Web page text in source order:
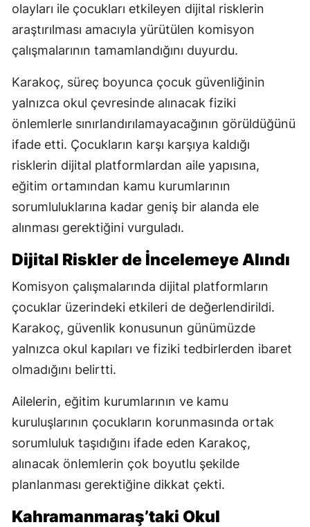
olayları ile çocukları etkileyen dijital risklerin
araştırılması amacıyla yürütülen komisyon
çalışmalarının tamamlandığını duyurdu.
Karakoç, süreç boyunca çocuk güvenliğinin
yalnızca okul çevresinde alınacak fiziki
önlemlerle sınırlandırılamayacağının görüldüğünü
ifade etti. Çocukların karşı karşıya kaldığı
risklerin dijital platformlardan aile yapısına,
eğitim ortamından kamu kurumlarının
sorumluluklarına kadar geniş bir alanda ele
alınması gerektiğini vurguladı.
Dijital Riskler de İncelemeye Alındı
Komisyon çalışmalarında dijital platformların
çocuklar üzerindeki etkileri de değerlendirildi.
Karakoç, güvenlik konusunun günümüzde
yalnızca okul kapıları ve fiziki tedbirlerden ibaret
olmadığını belirtti.
Ailelerin, eğitim kurumlarının ve kamu
kuruluşlarının çocukların korunmasında ortak
sorumluluk taşıdığını ifade eden Karakoç,
alınacak önlemlerin çok boyutlu şekilde
planlanması gerektiğine dikkat çekti.
Kahramanmaraş’taki Okul